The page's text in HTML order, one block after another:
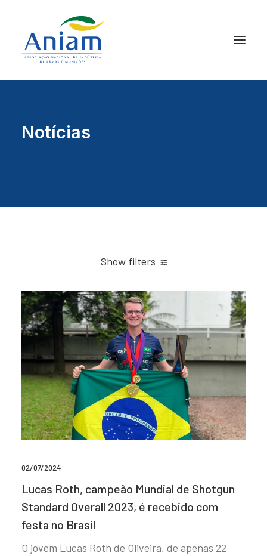
Notícias
Show filters
02/07/2024
Lucas Roth, campeão Mundial de Shotgun
Standard Overall 2023, é recebido com
festa no Brasil
O jovem Lucas Roth de Oliveira, de apenas 22